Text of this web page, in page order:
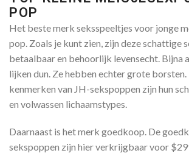
POP
Het beste merk seksspeeltjes voor jonge
pop. Zoals je kunt zien, zijn deze schattige
betaalbaar en behoorlijk levensecht. Bijna
lijken dun. Ze hebben echter grote
kenmerken van JH-sekspoppen zijn hun
en volwassen lichaamstypes.
Daarnaast is het merk goedkoop. De
sekspoppen zijn hier verkrijgbaar voor